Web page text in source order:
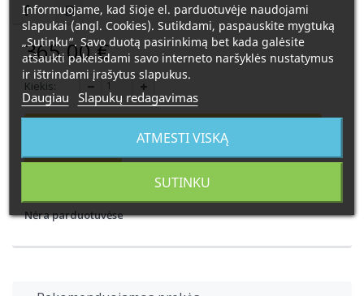
365,00 €
Kiekis:
Nėra parduotuvėse
Informuojame, kad šioje el. parduotuvėje naudojami
slapukai (angl. Cookies). Sutikdami, paspauskite mygtuką
„Sutinku“. Savo duotą pasirinkimą bet kada galėsite
atšaukti pakeisdami savo interneto naršyklės nustatymus
ir ištrindami įrašytus slapukus.
Daugiau Slapukų redagavimas
ATMESTI VISKĄ
SUTINKU